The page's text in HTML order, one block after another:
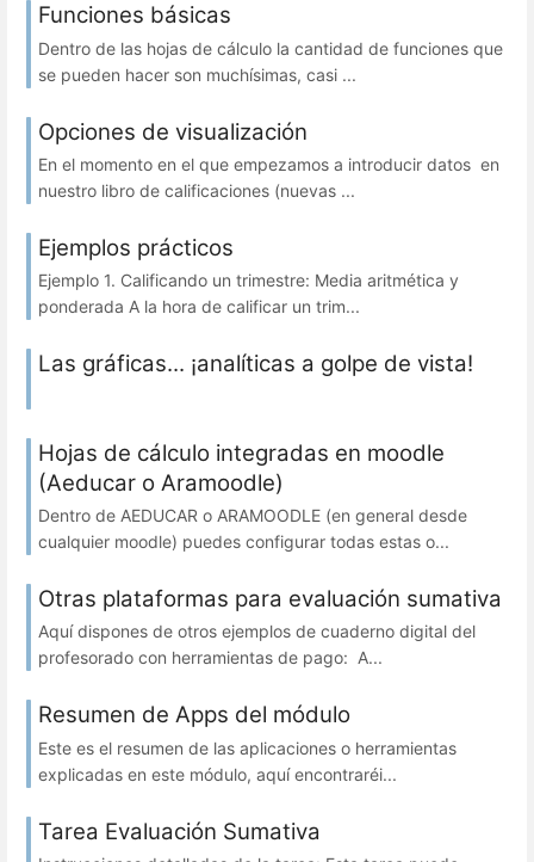
Funciones básicas
Dentro de las hojas de cálculo la cantidad de funciones que
se pueden hacer son muchísimas, casi ...
Opciones de visualización
En el momento en el que empezamos a introducir datos en
nuestro libro de calificaciones (nuevas ...
Ejemplos prácticos
Ejemplo 1. Calificando un trimestre: Media aritmética y
ponderada A la hora de calificar un trim...
Las gráficas... ¡analíticas a golpe de vista!
Hojas de cálculo integradas en moodle
(Aeducar o Aramoodle)
Dentro de AEDUCAR o ARAMOODLE (en general desde
cualquier moodle) puedes configurar todas estas o...
Otras plataformas para evaluación sumativa
Aquí dispones de otros ejemplos de cuaderno digital del
profesorado con herramientas de pago: A...
Resumen de Apps del módulo
Este es el resumen de las aplicaciones o herramientas
explicadas en este módulo, aquí encontraréi...
Tarea Evaluación Sumativa